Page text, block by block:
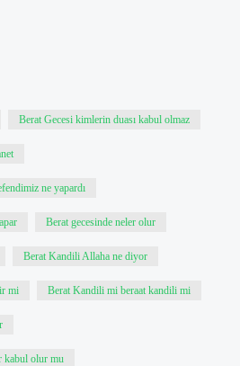
Berat Gecesi kimlerin duası kabul olmaz
ne yapardı
Berat gecesinde neler olur
Berat Kandili Allaha ne diyor
mi Berat Kandili mi beraat kandili mi
kabul olur mu